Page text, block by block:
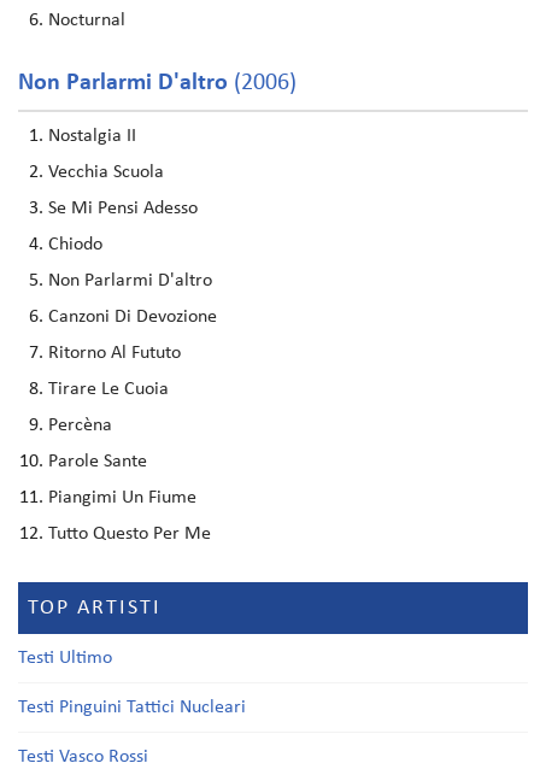
Nocturnal
Non Parlarmi D'altro (2006)
Nostalgia II
Vecchia Scuola
Se Mi Pensi Adesso
Chiodo
Non Parlarmi D'altro
Canzoni Di Devozione
Ritorno Al Fututo
Tirare Le Cuoia
Percèna
Parole Sante
Piangimi Un Fiume
Tutto Questo Per Me
TOP ARTISTI
Testi Ultimo
Testi Pinguini Tattici Nucleari
Testi Vasco Rossi